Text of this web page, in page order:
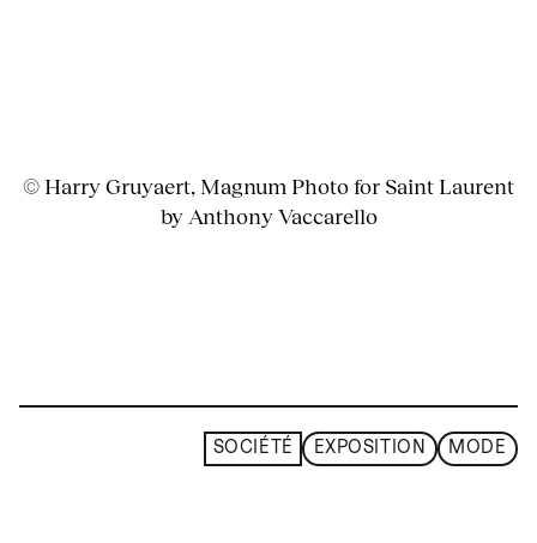
© Harry Gruyaert, Magnum Photo for Saint Laurent
by Anthony Vaccarello
SOCIÉTÉ EXPOSITION MODE